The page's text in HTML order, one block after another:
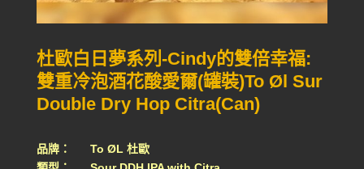
杜歐白日夢系列-Cindy的雙倍幸福:
雙重冷泡酒花酸愛爾(罐裝)To Øl Sur
Double Dry Hop Citra(Can)
品牌： To ØL 杜歐